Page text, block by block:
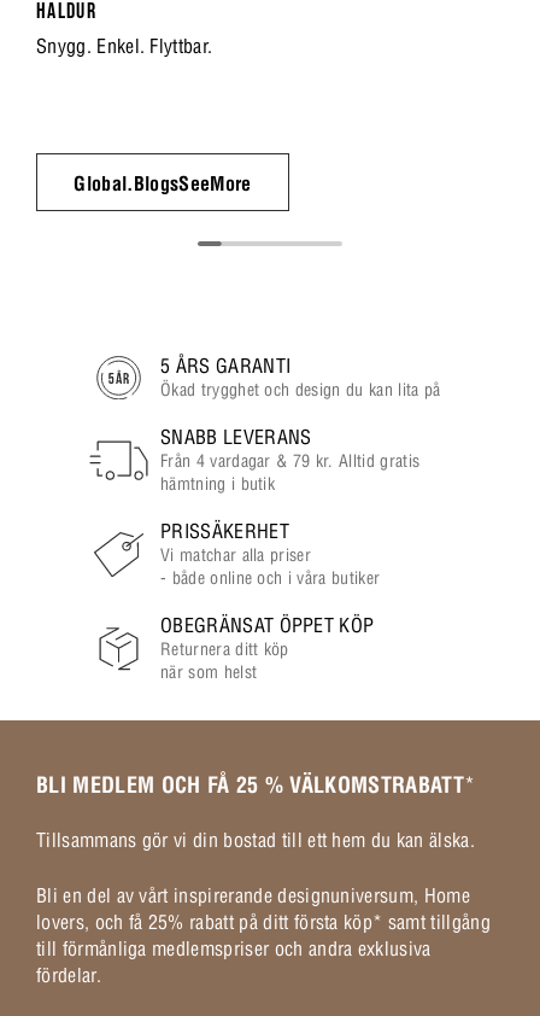
HALDUR
Snygg. Enkel. Flyttbar.
Global.BlogsSeeMore
5 ÅRS GARANTI
Ökad trygghet och design du kan lita på
SNABB LEVERANS
Från 4 vardagar & 79 kr. Alltid gratis
hämtning i butik
PRISSÄKERHET
Vi matchar alla priser
- både online och i våra butiker
OBEGRÄNSAT ÖPPET KÖP
Returnera ditt köp
när som helst
BLI MEDLEM OCH FÅ 25 % VÄLKOMSTRABATT*
Tillsammans gör vi din bostad till ett hem du kan älska.
Bli en del av vårt inspirerande designuniversum, Home
lovers, och få 25% rabatt på ditt första köp* samt tillgång
till förmånliga medlemspriser och andra exklusiva
fördelar.